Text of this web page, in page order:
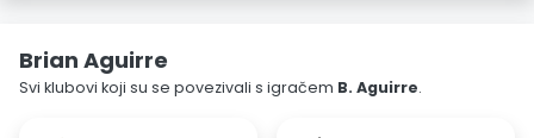
Brian Aguirre
Svi klubovi koji su se povezivali s igračem B. Aguirre.